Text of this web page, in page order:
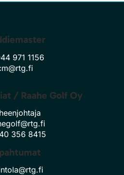
971 1156
/ Raahe Golf Oy
356 8415